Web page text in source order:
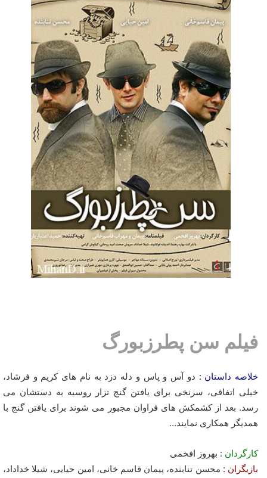
فیلم سن پطرزبورگ
خلاصه داستان : دو آس و پاس و دله دزد به نام های کریم و فرشاد،
خیلی اتفاقی، سرنخی برای یافتن گنج تزار روسیه به دستشان می
رسد. بعد از کشمکش های فراوان مجبور می شوند برای یافتن گنج با
همدیگر همکاری نمایند…
کارگردان : بهروز افخمی
بازیگران : محسن تنابنده، پیمان قاسم خانی، امین حیایی، شیلا خداداد،